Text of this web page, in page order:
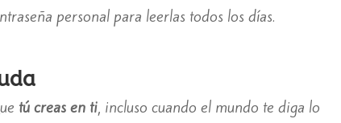
personal para leerlas todos los días.
tú creas en ti, incluso cuando el mundo te diga lo